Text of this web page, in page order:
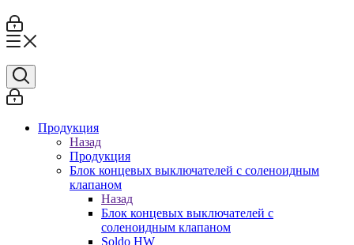
Продукция
Назад
Продукция
Блок концевых выключателей с соленоидным
клапаном
Назад
Блок концевых выключателей с
соленоидным клапаном
Soldo HW